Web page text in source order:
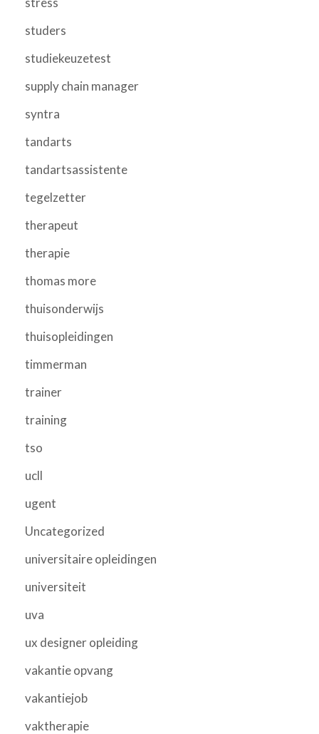
studers
studiekeuzetest
supply chain manager
syntra
tandarts
tandartsassistente
tegelzetter
therapeut
therapie
thomas more
thuisonderwijs
thuisopleidingen
timmerman
trainer
training
tso
ucll
ugent
Uncategorized
universitaire opleidingen
universiteit
uva
ux designer opleiding
vakantie opvang
vakantiejob
vaktherapie